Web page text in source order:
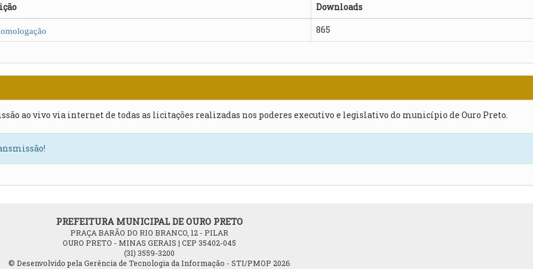
Downloads
865
ao vivo via internet de todas as licitações realizadas nos poderes executivo e legislativo do município de Ouro Preto.
PREFEITURA MUNICIPAL DE OURO PRETO
PRAÇA BARÃO DO RIO BRANCO, 12 - PILAR
OURO PRETO - MINAS GERAIS | CEP 35402-045
(31) 3559-3200
© Desenvolvido pela Gerência de Tecnologia da Informação - STI/PMOP 2026